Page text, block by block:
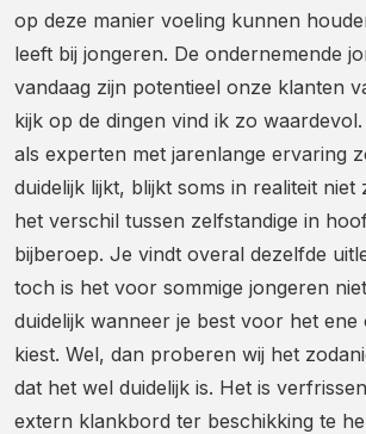
op deze manier voeling kunnen
leeft bij jongeren. De ondernemende
vandaag zijn potentieel onze klanten
kijk op de dingen vind ik zo
als experten met jarenlange ervaring
duidelijk lijkt, blijkt soms in realiteit niet
het verschil tussen zelfstandige in
bijberoep. Je vindt overal dezelfde
toch is het voor sommige jongeren
duidelijk wanneer je best voor het ene
kiest. Wel, dan proberen wij het
dat het wel duidelijk is. Het is
extern klankbord ter beschikking te